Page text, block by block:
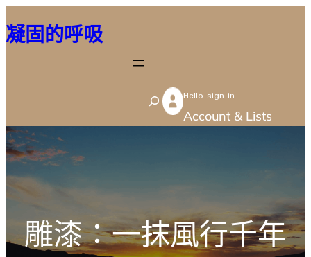
至
容
凝固的呼吸
S
e
Hello sign in
Account & Lists
雕漆：一抹風行千年